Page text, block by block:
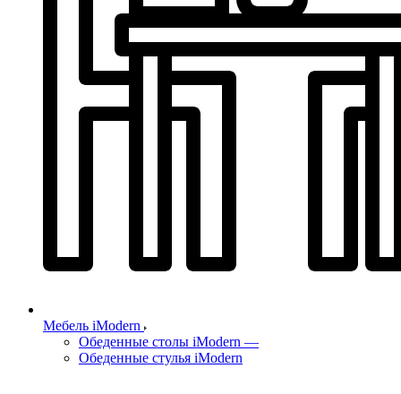
Мебель iModern
Обеденные столы iModern —
Обеденные стулья iModern